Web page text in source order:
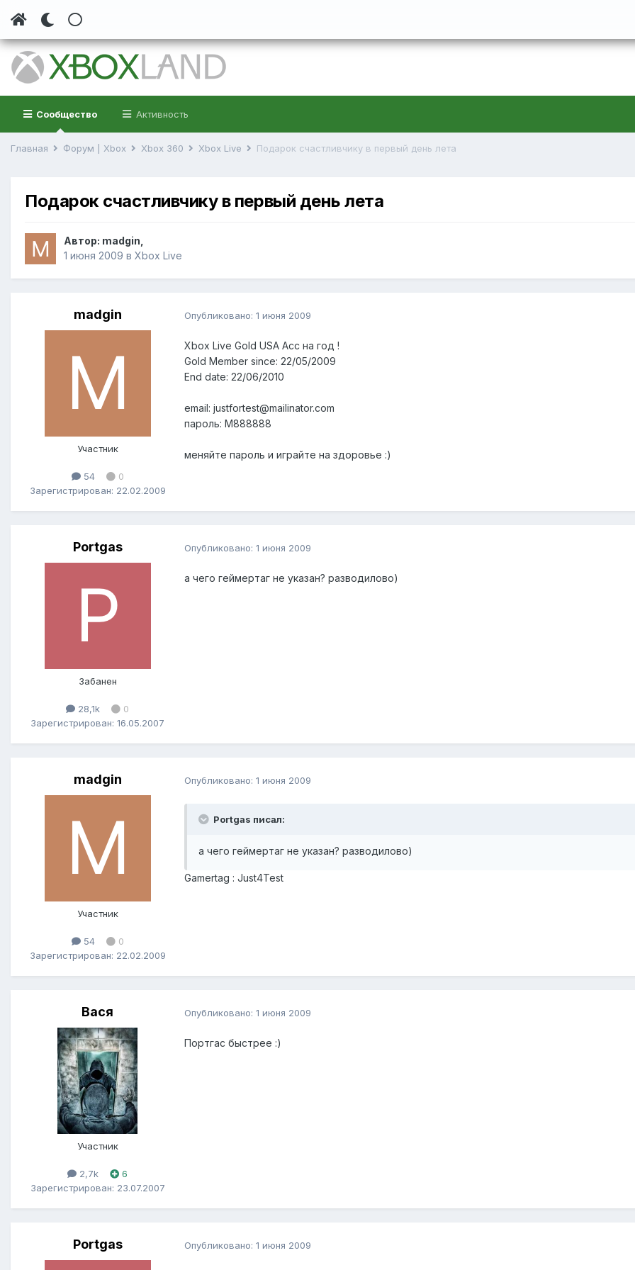
Сообщество Активность
Главная Форум | Xbox Xbox 360 Xbox Live Подарок счастливчику в первый день лета
Подарок счастливчику в первый день лета
Автор: madgin
1 июня 2009 в Xbox Live
madgin
Участник
54
0
Зарегистрирован: 22.02.2009
Опубликовано: 1 июня 2009
Xbox Live Gold USA Acc на год !
Gold Member since: 22/05/2009
End date: 22/06/2010
email: justfortest@mailinator.com
пароль: M888888
меняйте пароль и играйте на здоровье :)
Portgas
Забанен
28,1k
0
Зарегистрирован: 16.05.2007
Опубликовано: 1 июня 2009
а чего геймертаг не указан? разводилово)
madgin
Участник
54
0
Зарегистрирован: 22.02.2009
Опубликовано: 1 июня 2009
Portgas писал:
а чего геймертаг не указан? разводилово)
Gamertag : Just4Test
Вася
Участник
2,7k
6
Зарегистрирован: 23.07.2007
Опубликовано: 1 июня 2009
Портгас быстрее :)
Portgas Опубликовано: 1 июня 2009